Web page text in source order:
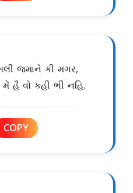
જમાને કી મગર,
હૈ વો કહી ભી નહિ.
COPY